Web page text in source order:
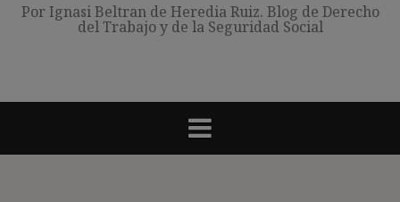
Por Ignasi Beltran de Heredia Ruiz. Blog de Derecho
del Trabajo y de la Seguridad Social